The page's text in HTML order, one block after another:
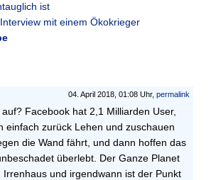
ist
Interview mit einem Ökokrieger
04. April 2018, 01:08 Uhr, permalink
Facebook hat 2,1 Milliarden User,
einfach zurück Lehen und zuschauen
die Wand fährt, und dann hoffen das
überlebt. Der Ganze Planet
Irrenhaus und irgendwann ist der Punkt